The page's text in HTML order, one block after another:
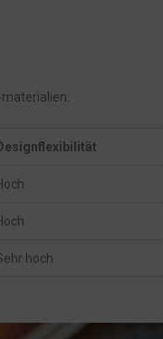
hoch